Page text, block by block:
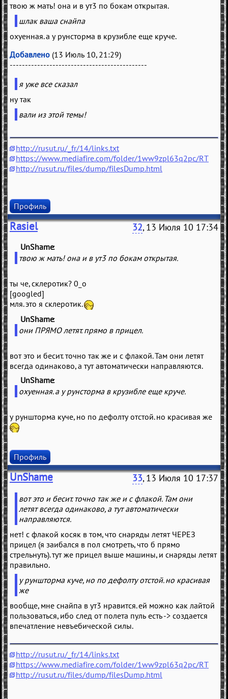
твою ж мать! она и в ут3 по бокам открытая.
шлак ваша снайпа
охуенная. а у рунсторма в крузибле еще круче.
Добавлено (13 Июль 10, 21:29)
---------------------------------------------
я уже все сказал
ну так
вали из этой темы!
http://rusut.ru/_fr/14/links.txt
https://www.mediafire.com/folder/1ww9zpl63q2pc/RT
http://rusut.ru/files/dump/filesDump.html
Профиль
Rasiel 32, 13 Июля 10 17:34
UnShame
твою ж мать! она и в ут3 по бокам открытая.
ты че, склеротик? 0_о
[googled]
мля. это я склеротик.
UnShame
они ПРЯМО летят. прямо в прицел.
вот это и бесит. точно так же и с флакой. Там они летят
всегда одинаково, а тут автоматически направляются.
UnShame
охуенная. а у рунсторма в крузибле еще круче.
у руншторма куче, но по дефолту отстой. но красивая же
Профиль
UnShame 33, 13 Июля 10 17:37
вот это и бесит. точно так же и с флакой. Там они
летят всегда одинаково, а тут автоматически
направляются.
нет! с флакой косяк в том, что снаряды летят ЧЕРЕЗ
прицел (я заибался в пол смотреть, что б прямо
стрельнуть). тут же прицел выше машины, и снаряды летят
правильно.
у руншторма куче, но по дефолту отстой. но красивая
же
вообще, мне снайпа в ут3 нравится. ей можно как лайтой
пользоваться, ибо след от полета пуль есть -> создается
впечатление невъебической силы.
http://rusut.ru/_fr/14/links.txt
https://www.mediafire.com/folder/1ww9zpl63q2pc/RT
http://rusut.ru/files/dump/filesDump.html